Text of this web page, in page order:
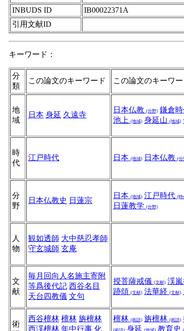
INBUDS ID
IB00022371A
引用文献ID
キーワード：
分
類
この論文のキーワード この論文のキーワ
地
域
日本 身延 久遠寺
日本仏教 (分野) 鎌倉
池上 (地域) 身延山 (地域)
時
代
江戸時代 日本 (地域) 日本仏教 (分
分
野
日本仏教史 日蓮宗
日本 (地域) 江戸時代 (時
日蓮教学 (分野)
人
物
観如透師 大中慈忍孝師
守玄城師 玄庵
文
献
毎月回向人名施主寄附
等爲後代記 西谷名目
天台四教儀 文句
授菩薩戒儀 (文献) 渓
跡頌 (文献) 法華経 (文献)
術
西谷檀林 檀林 旃檀林
西渓檀林 年中行事 化
檀林 (術語) 旃檀林 (術語)
(術語) 身延 (地域) 教育史